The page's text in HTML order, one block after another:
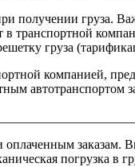
получении груза.
транспортной
груза
компанией,
автотранспортом
заказам.
погрузка в